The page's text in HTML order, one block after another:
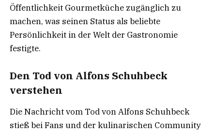
Öffentlichkeit Gourmetküche zugänglich zu
machen, was seinen Status als beliebte
Persönlichkeit in der Welt der Gastronomie
festigte.
Den Tod von Alfons Schuhbeck
verstehen
Die Nachricht vom Tod von Alfons Schuhbeck
stieß bei Fans und der kulinarischen Community